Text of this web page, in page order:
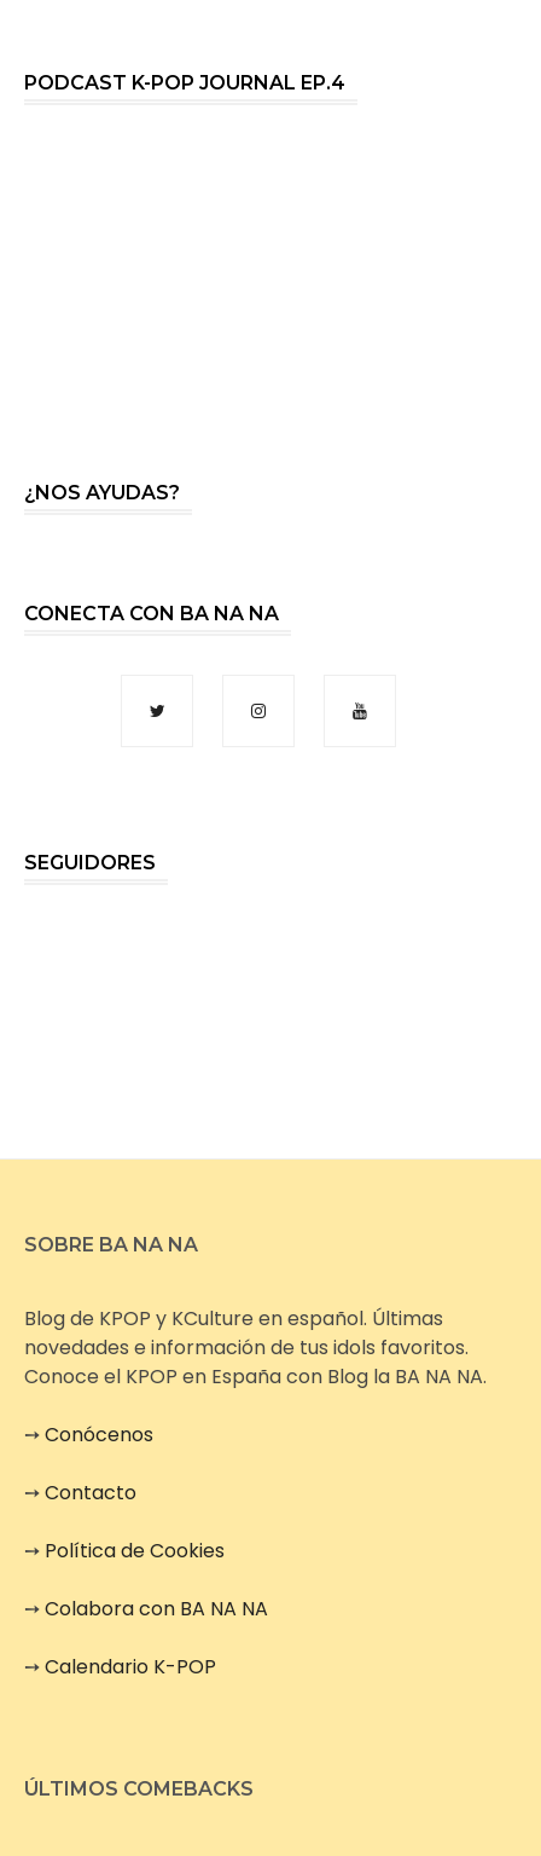
PODCAST K-POP JOURNAL EP.4
¿NOS AYUDAS?
CONECTA CON BA NA NA
SEGUIDORES
SOBRE BA NA NA
Blog de KPOP y KCulture en español. Últimas
novedades e información de tus idols favoritos.
Conoce el KPOP en España con Blog la BA NA NA.
➙Conócenos
➙Contacto
➙ Política de Cookies
➙Colabora con BA NA NA
➙Calendario K-POP
ÚLTIMOS COMEBACKS